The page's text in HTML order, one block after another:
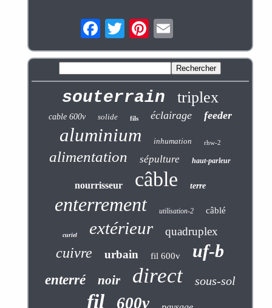
souterrain triplex
cable 600v solide fils éclairage feeder
aluminium inhumation rhw-2
alimentation sépulture haut-parleur
nourrisseur câble terre
enterrement utilisation-2 câblé
curiel extérieur quadruplex
cuivre urbain fil 600v uf-b
enterré noir direct sous-sol
fil 600v